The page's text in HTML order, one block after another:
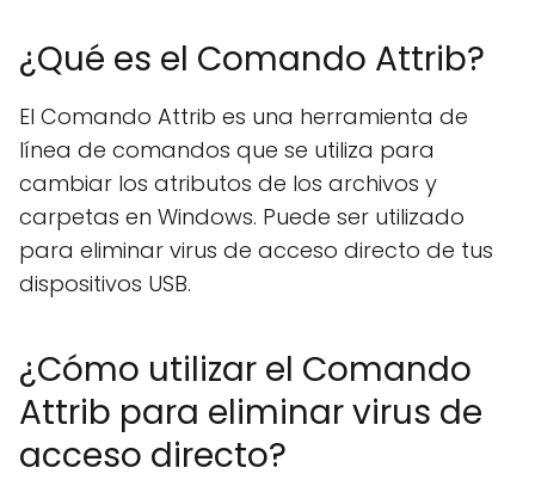
¿Qué es el Comando Attrib?
El Comando Attrib es una herramienta de
línea de comandos que se utiliza para
cambiar los atributos de los archivos y
carpetas en Windows. Puede ser utilizado
para eliminar virus de acceso directo de tus
dispositivos USB.
¿Cómo utilizar el Comando
Attrib para eliminar virus de
acceso directo?